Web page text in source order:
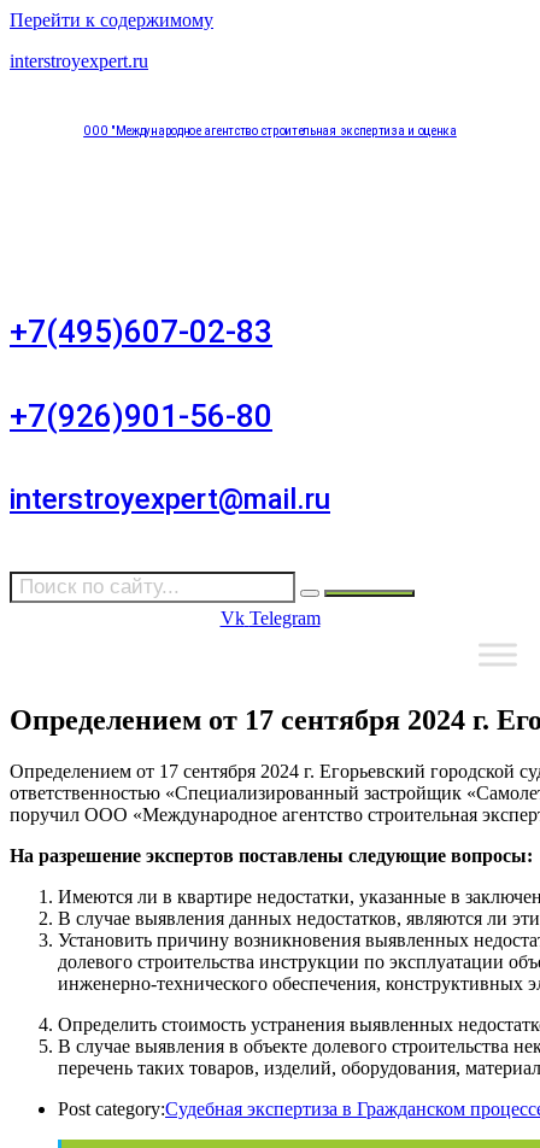
Перейти к содержимому
interstroyexpert.ru
ООО "Международное агентство строительная экспертиза и оценка
+7(495)607-02-83
+7(926)901-56-80
interstroyexpert@mail.ru
Vk Telegram
Определением от 17 сентября 2024 г.
Определением от 17 сентября 2024 г. Егорьевский
ответственностью «Специализированный застройщик
поручил ООО «Международное агентство строительная
На разрешение экспертов поставлены следующие вопросы:
Имеются ли в квартире недостатки, указанные в
В случае выявления данных недостатков, являются ли
Установить причину возникновения выявленных
долевого строительства инструкции по эксплуатации
инженерно-технического обеспечения, конструктивных
Определить стоимость устранения выявленных
В случае выявления в объекте долевого строительства
перечень таких товаров, изделий, оборудования,
Post category:Судебная экспертиза в Гражданском